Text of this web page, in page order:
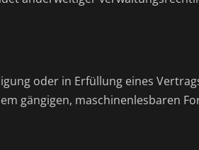
oder in Erfüllung eines
gängigen, maschinenlesbaren